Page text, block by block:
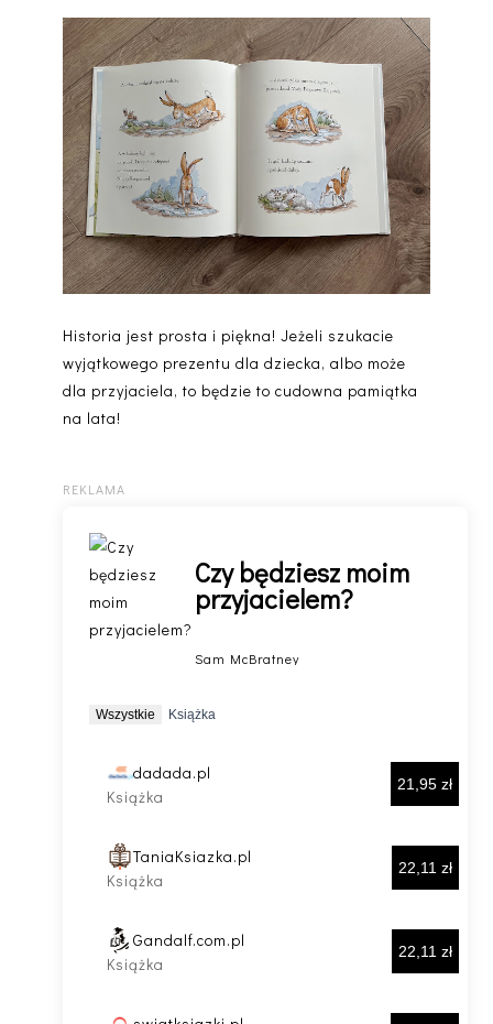
Historia jest prosta i piękna! Jeżeli szukacie
wyjątkowego prezentu dla dziecka, albo może
dla przyjaciela, to będzie to cudowna pamiątka
na lata!